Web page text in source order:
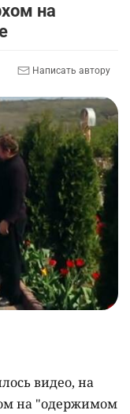
на
Написать автору
видео, на
на "одержимом